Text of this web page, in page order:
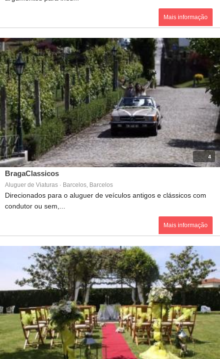
Mais informação
4
BragaClassicos
Aluguer de Viaturas · Barcelos, Barcelos
Direcionados para o aluguer de veículos antigos e clássicos com
condutor ou sem,...
Mais informação